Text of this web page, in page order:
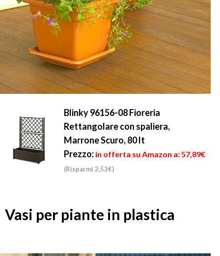
Blinky 96156-08 Fioreria
Rettangolare con spaliera,
Marrone Scuro, 80 lt
Prezzo: in offerta su Amazon a: 57,89€
(Risparmi 2,53€)
Vasi per piante in plastica